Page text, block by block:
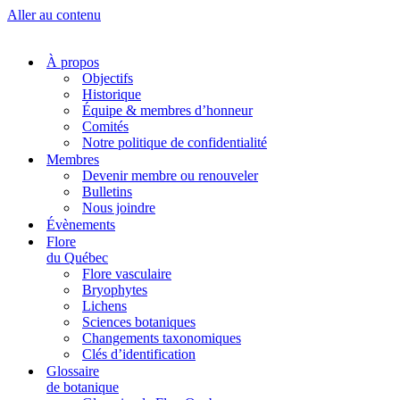
Aller au contenu
À propos
Objectifs
Historique
Équipe & membres d’honneur
Comités
Notre politique de confidentialité
Membres
Devenir membre ou renouveler
Bulletins
Nous joindre
Évènements
Flore
du Québec
Flore vasculaire
Bryophytes
Lichens
Sciences botaniques
Changements taxonomiques
Clés d’identification
Glossaire
de botanique